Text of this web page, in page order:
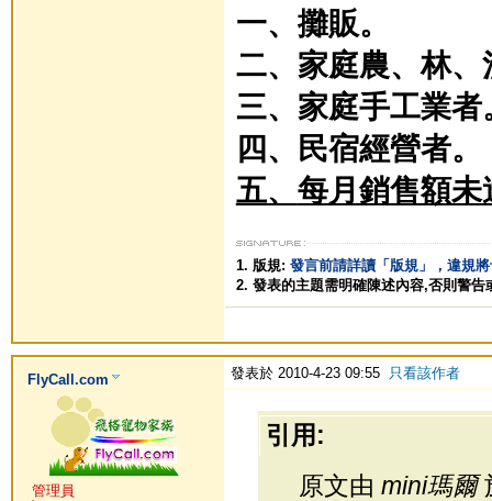
一、攤販。
二、家庭農、林
三、家庭手工業者
四、民宿經營者。
五、 每月銷售額
1. 版規: 發言前請詳讀「版規」，違規
2. 發表的主題需明確陳述內容,否則警告
FlyCall.com
管理員
發表於 2010-4-23 09:55 只看該作者
引用:
原文由 mini瑪爾